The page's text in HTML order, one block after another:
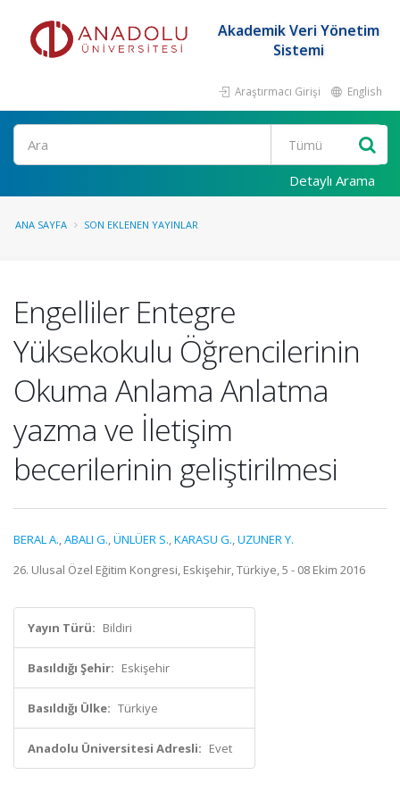
Akademik Veri Yönetim
Sistemi
Araştırmacı Girişi English
Ara
Detaylı Arama
ANA SAYFA SON EKLENEN YAYINLAR
Engelliler Entegre
Yüksekokulu Öğrencilerinin
Okuma Anlama Anlatma
yazma ve İletişim
becerilerinin geliştirilmesi
BERAL A.,ABALI G.,ÜNLÜER S.,KARASU G.,UZUNER Y.
26. Ulusal Özel Eğitim Kongresi, Eskişehir, Türkiye, 5 - 08 Ekim 2016
Yayın Türü: Bildiri
Basıldığı Şehir: Eskişehir
Basıldığı Ülke: Türkiye
Anadolu Üniversitesi Adresli: Evet